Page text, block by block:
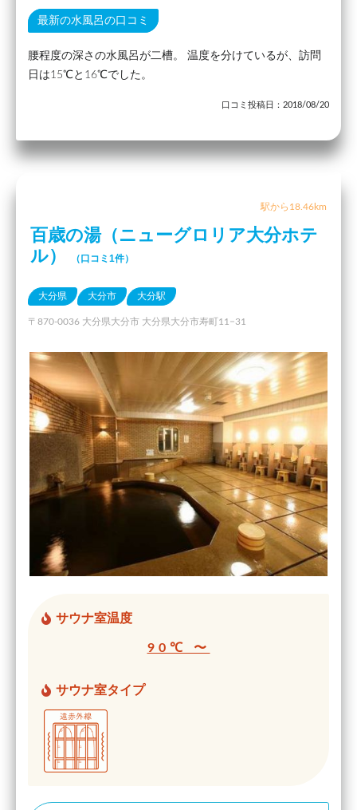
最新の水風呂の口コミ
腰程度の深さの水風呂が二槽。 温度を分けているが、訪問
日は15℃と16℃でした。
口コミ投稿日：2018/08/20
駅から18.46km
百歳の湯（ニューグロリア大分ホテ
ル）
（口コミ1件）
大分県 大分市 大分駅
〒870-0036 大分県大分市 大分県大分市寿町11−31
サウナ室温度
90℃ 〜
サウナ室タイプ